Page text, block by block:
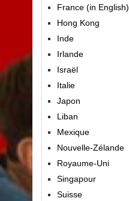
France (in English)
Hong Kong
Inde
Irlande
Israël
Italie
Japon
Liban
Mexique
Nouvelle-Zélande
Royaume-Uni
Singapour
Suisse